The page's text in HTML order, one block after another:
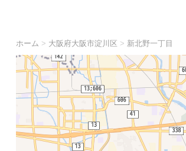
ホーム > 大阪府大阪市淀川区 > 新北野一丁目